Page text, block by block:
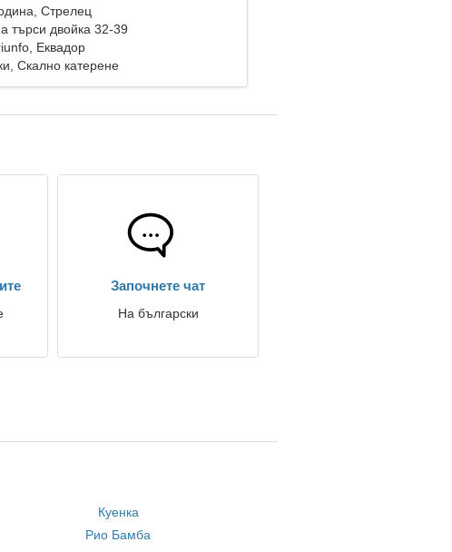
Стрелец
търси двойка 32-39
Еквадор
Скално катерене
Започнете чат
На български
Куенка
Рио Бамба